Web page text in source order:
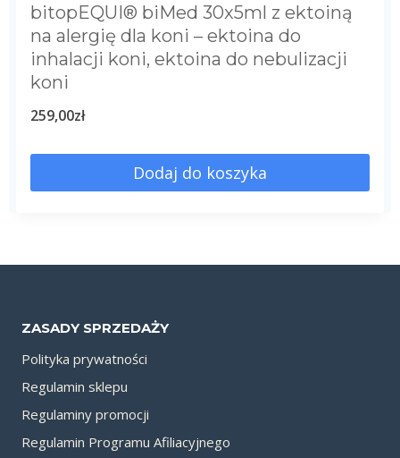
bitopEQUI® biMed 30x5ml z ektoiną
na alergię dla koni – ektoina do
inhalacji koni, ektoina do nebulizacji
koni
259,00zł
Dodaj do koszyka
ZASADY SPRZEDAŻY
Polityka prywatności
Regulamin sklepu
Regulaminy promocji
Regulamin Programu Afiliacyjnego